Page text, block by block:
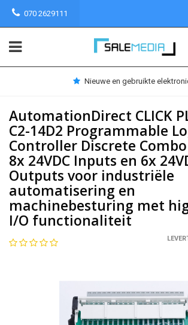
070 2629111
Nieuwe en gebruikte
AutomationDirect CLICK
C2-14D2 Programmable
Controller Discrete
8x 24VDC Inputs en 6x
Outputs voor industriële
automatisering en
machinebesturing met
I/O functionaliteit